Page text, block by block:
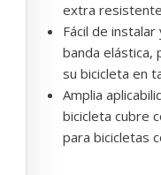
extra
Fácil de instalar
banda elástica,
su bicicleta en
Amplia
bicicleta cubre
para bicicletas